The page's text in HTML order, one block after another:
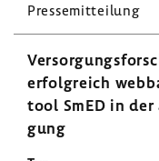
Pres­se­mit­tei­lung
erfolg­reich
tool SmED in
gung